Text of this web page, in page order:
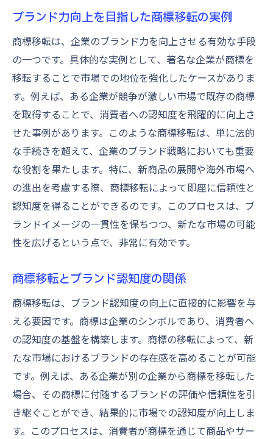
ブランド力向上を目指した商標移転の実例
商標移転は、企業のブランド力を向上させる有効な手段
の一つです。具体的な実例として、著名な企業が商標を
移転することで市場での地位を強化したケースがありま
す。例えば、ある企業が競争が激しい市場で既存の商標
を取得することで、消費者への認知度を飛躍的に向上さ
せた事例があります。このような商標移転は、単に法的
な手続きを超えて、企業のブランド戦略においても重要
な役割を果たします。特に、新商品の展開や海外市場へ
の進出を考慮する際、商標移転によって即座に信頼性と
認知度を得ることができるのです。このプロセスは、ブ
ランドイメージの一貫性を保ちつつ、新たな市場の可能
性を広げるという点で、非常に有効です。
商標移転とブランド認知度の関係
商標移転は、ブランド認知度の向上に直接的に影響を与
える要因です。商標は企業のシンボルであり、消費者へ
の認知度の基盤を構築します。商標の移転によって、新
たな市場におけるブランドの存在感を高めることが可能
です。例えば、ある企業が別の企業から商標を移転した
場合、その商標に付随するブランドの評価や信頼性を引
き継ぐことができ、結果的に市場での認知度が向上しま
す。このプロセスは、消費者が商標を通じて商品やサー